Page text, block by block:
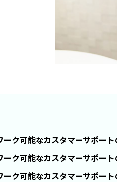
ーク可能なカスタマーサポー
ーク可能なカスタマーサポー
ーク可能なカスタマーサポー